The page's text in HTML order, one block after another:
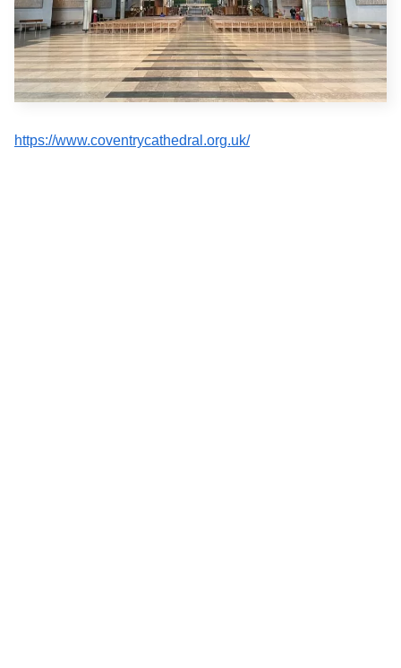
https://www.coventrycathedral.org.uk/